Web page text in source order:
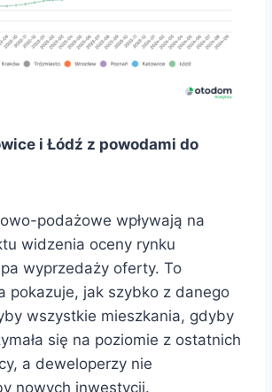
i Łódź z powodami do
podażowe wpływają na
widzenia oceny rynku
wyprzedaży oferty. To
pokazuje, jak szybko z danego
wszystkie mieszkania, gdyby
się na poziomie z ostatnich
a deweloperzy nie
nowych inwestycji.